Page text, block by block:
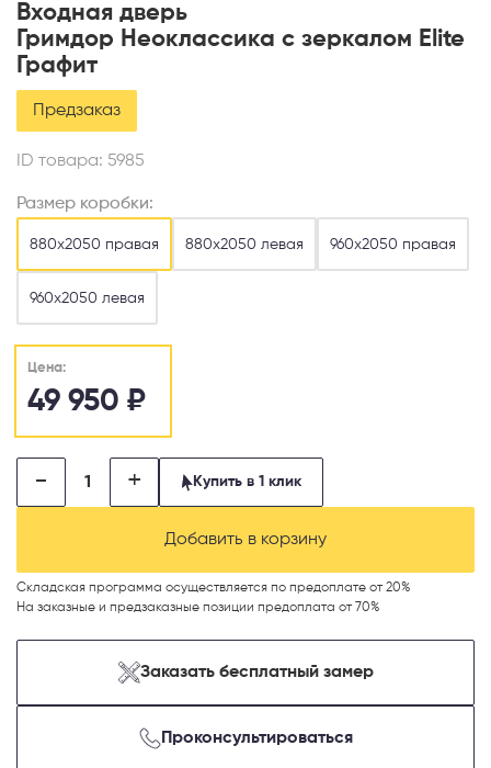
Входная дверь
Гримдор Неоклассика с зеркалом Elite
Графит
Предзаказ
ID товара: 5985
Размер коробки:
880х2050 правая 880х2050 левая 960х2050 правая
960х2050 левая
Цена:
49 950 ₽
- + Купить в 1 клик
Добавить в корзину
Складская программа осуществляется по предоплате от 20%
На заказные и предзаказные позиции предоплата от 70%
Заказать бесплатный замер
Проконсультироваться